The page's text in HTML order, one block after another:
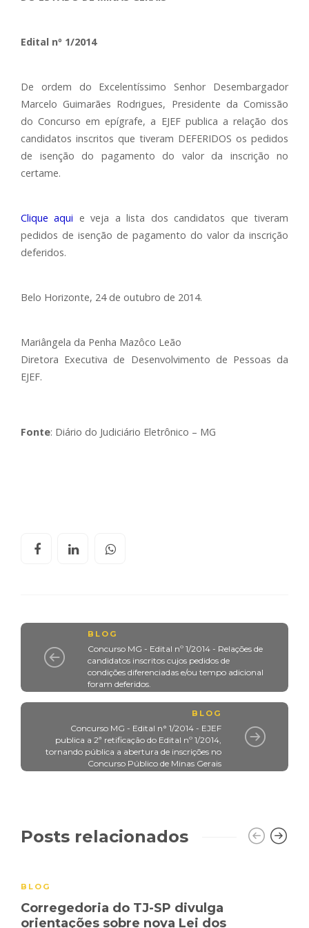
Edital nº 1/2014
De ordem do Excelentíssimo Senhor Desembargador
Marcelo Guimarães Rodrigues, Presidente da Comissão
do Concurso em epígrafe, a EJEF publica a relação dos
candidatos inscritos que tiveram DEFERIDOS os pedidos
de isenção do pagamento do valor da inscrição no
certame.
Clique aqui e veja a lista dos candidatos que tiveram
pedidos de isenção de pagamento do valor da inscrição
deferidos.
Belo Horizonte, 24 de outubro de 2014.
Mariângela da Penha Mazôco Leão
Diretora Executiva de Desenvolvimento de Pessoas da
EJEF.
Fonte: Diário do Judiciário Eletrônico – MG
BLOG
Concurso MG - Edital nº 1/2014 - Relações de
candidatos inscritos cujos pedidos de
condições diferenciadas e/ou tempo adicional
foram deferidos.
BLOG
Concurso MG - Edital n° 1/2014 - EJEF
publica a 2ª retificação do Edital nº 1/2014,
tornando pública a abertura de inscrições no
Concurso Público de Minas Gerais
Posts relacionados
BLOG
Corregedoria do TJ-SP divulga
orientações sobre nova Lei dos